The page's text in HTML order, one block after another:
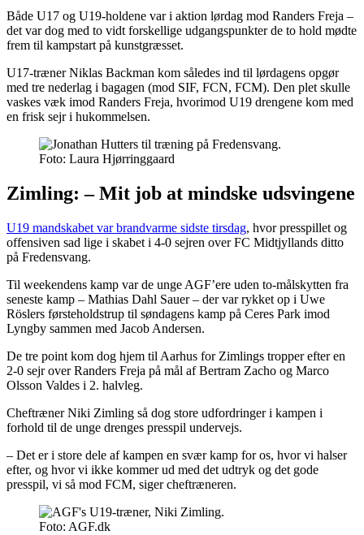
Både U17 og U19-holdene var i aktion lørdag mod Randers Freja –
det var dog med to vidt forskellige udgangspunkter de to hold mødte
frem til kampstart på kunstgræsset.
U17-træner Niklas Backman kom således ind til lørdagens opgør
med tre nederlag i bagagen (mod SIF, FCN, FCM). Den plet skulle
vaskes væk imod Randers Freja, hvorimod U19 drengene kom med
en frisk sejr i hukommelsen.
Foto: Laura Hjørringgaard
Zimling: – Mit job at mindske udsvingene
U19 mandskabet var brandvarme sidste tirsdag, hvor presspillet og
offensiven sad lige i skabet i 4-0 sejren over FC Midtjyllands ditto
på Fredensvang.
Til weekendens kamp var de unge AGF’ere uden to-målskytten fra
seneste kamp – Mathias Dahl Sauer – der var rykket op i Uwe
Röslers førsteholdstrup til søndagens kamp på Ceres Park imod
Lyngby sammen med Jacob Andersen.
De tre point kom dog hjem til Aarhus for Zimlings tropper efter en
2-0 sejr over Randers Freja på mål af Bertram Zacho og Marco
Olsson Valdes i 2. halvleg.
Cheftræner Niki Zimling så dog store udfordringer i kampen i
forhold til de unge drenges presspil undervejs.
– Det er i store dele af kampen en svær kamp for os, hvor vi halser
efter, og hvor vi ikke kommer ud med det udtryk og det gode
presspil, vi så mod FCM, siger cheftræneren.
Foto: AGF.dk